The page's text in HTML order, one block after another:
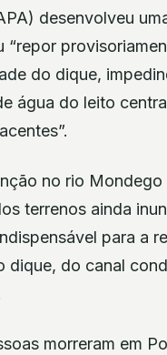
desenvolveu
“repor
do dique,
água do leito
no rio Mondego
terrenos ainda
para a
dique, do canal
morreram em